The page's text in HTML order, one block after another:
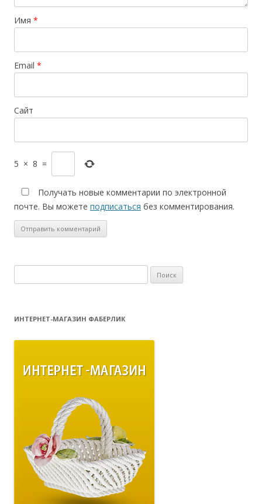
Имя *
Email *
Сайт
5 × 8 =
Получать новые комментарии по электронной
почте. Вы можете подписаться без комментирования.
ИНТЕРНЕТ-МАГАЗИН ФАБЕРЛИК